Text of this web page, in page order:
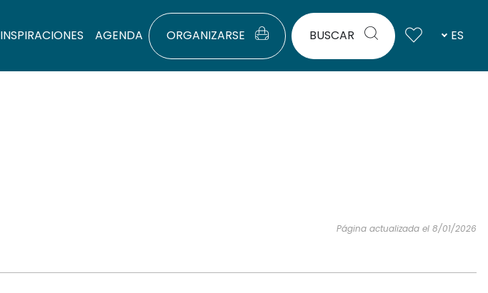
INSPIRACIONES AGENDA ORGANIZARSE BUSCAR ES
Página actualizada el 8/01/2026